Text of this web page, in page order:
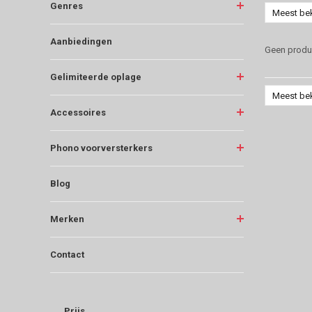
Genres
Aanbiedingen
Gelimiteerde oplage
Accessoires
Phono voorversterkers
Blog
Merken
Contact
Meest
Geen
Meest